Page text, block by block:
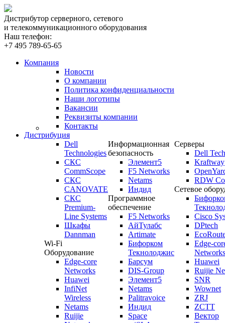
Дистрибутор серверного, сетевого
и телекоммуникационного оборудования
Наш телефон:
+7 495 789-65-65
Компания
Новости
О компании
Политика конфиденциальности
Наши логотипы
Вакансии
Реквизиты компании
Контакты
Дистрибуция
Dell
Technologies
СКС
CommScope
СКС
CANOVATE
СКС
Premium-
Line Systems
Шкафы
Dannman
Wi-Fi
Оборудование
Edge-core
Networks
Huawei
InfiNet
Wireless
Netams
Ruijie
Информационная
безопасность
Элемент5
F5 Networks
Netams
Индид
Программное
обеспечение
F5 Networks
АйТулабс
Artimate
Бифорком
Текнолоджис
Барсум
DIS-Group
Элемент5
Netams
Palitravoice
Индид
Space
Серверы
Dell
Kraftway
RDW
Сетевое
Cisco
DPtech
Edge-
Networks
Huawei
Ruijie
SNR
Wownet
ZRJ
ZCTT
Вектор